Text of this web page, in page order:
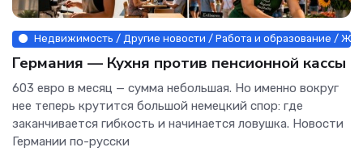
Недвижимость / Другие новости / Работа и образование /
Германия — Кухня против пенсионной кассы
603 евро в месяц — сумма небольшая. Но именно вокруг
нее теперь крутится большой немецкий спор: где
заканчивается гибкость и начинается ловушка. Новости
Германии по-русски